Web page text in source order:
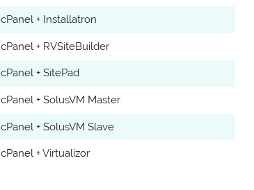
cPanel + Installatron
cPanel + RVSiteBuilder
cPanel + SitePad
cPanel + SolusVM Master
cPanel + SolusVM Slave
cPanel + Virtualizor